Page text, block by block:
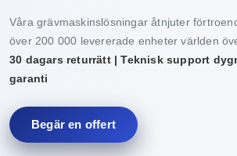
Våra grävmaskinslösningar åtnjuter
över 200 000 levererade enheter världen
30 dagars returrätt | Teknisk support
garanti
Begär en offert